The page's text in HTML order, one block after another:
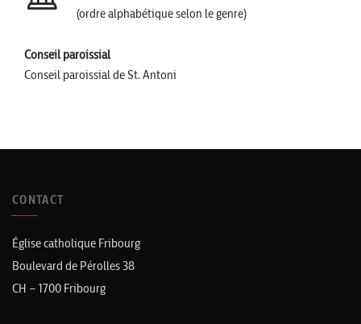
(ordre alphabétique selon le genre)
Conseil paroissial
Conseil paroissial de St. Antoni
CONTACT
Église catholique Fribourg
Boulevard de Pérolles 38
CH – 1700 Fribourg